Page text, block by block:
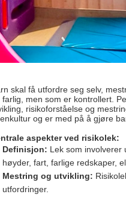
skal få utfordre seg selv,
farlig, men som er kontrollert.
risikoforståelse og
og er med på å gjøre
aspekter ved risikolek:
Definisjon: Lek som involverer
høyder, fart, farlige redskaper,
Mestring og utvikling:
utfordringer.